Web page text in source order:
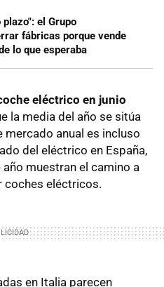
el Grupo
fábricas porque vende
lo que esperaba
eléctrico en junio
la media del año se sitúa
mercado anual es incluso
del eléctrico en España,
muestran el camino a
coches eléctricos.
en Italia parecen